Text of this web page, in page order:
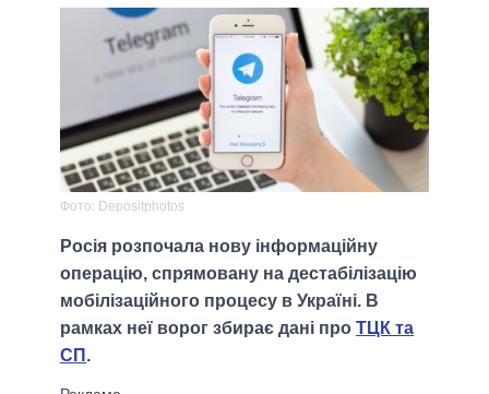
Фото: Depositphotos
Росія розпочала нову інформаційну
операцію, спрямовану на дестабілізацію
мобілізаційного процесу в Україні. В
рамках неї ворог збирає дані про ТЦК та
СП .